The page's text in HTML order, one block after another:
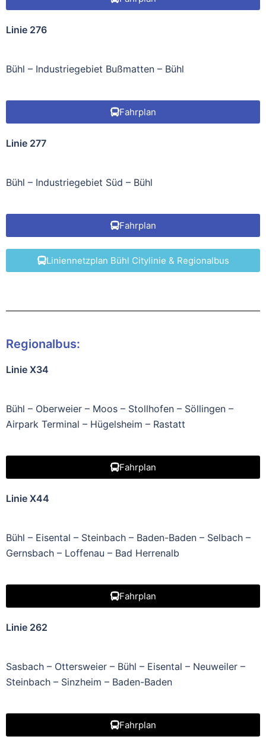
Linie 276
Bühl – Industriegebiet Bußmatten – Bühl
Fahrplan
Linie 277
Bühl – Industriegebiet Süd – Bühl
Fahrplan
Liniennetzplan Bühl Citylinie & Regionalbus
Regionalbus:
Linie X34
Bühl – Oberweier – Moos – Stollhofen – Söllingen –
Airpark Terminal – Hügelsheim – Rastatt
Fahrplan
Linie X44
Bühl – Eisental – Steinbach – Baden-Baden – Selbach –
Gernsbach – Loffenau – Bad Herrenalb
Fahrplan
Linie 262
Sasbach – Ottersweier – Bühl – Eisental – Neuweiler –
Steinbach – Sinzheim – Baden-Baden
Fahrplan